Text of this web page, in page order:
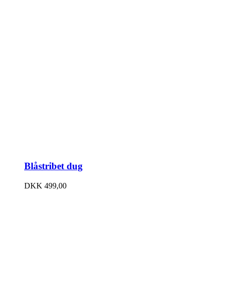
Blåstribet dug
DKK 499,00